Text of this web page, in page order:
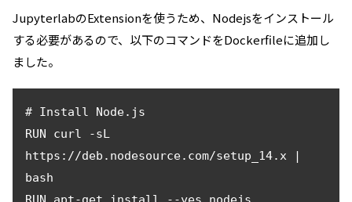
JupyterlabのExtensionを使うため、Nodejsをインストール
する必要があるので、以下のコマンドをDockerfileに追加し
ました。
# Install Node.js
RUN curl -sL
https://deb.nodesource.com/setup_14.x |
bash